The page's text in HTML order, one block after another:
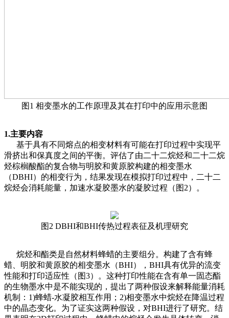
图1 相变墨水的工作原理及其在打印中的应用示意图
1.主要内容
基于具有不同熔点的相变材料有可能在打印过程中实现平
滑挤出和保真度之间的平衡。评估了由二十二烷烃和二十二烷
烃棕榈酸酯的复合物与明胶和黄原胶构建的相变墨水
（DBHI）的相变行为，结果发现在模拟打印过程中，二十二
烷烃会消耗能量，加速水凝胶墨水的凝胶过程（图2）。
图2 DBHI和BHI传热过程表征及机理研究
烷烃和酯类是自然材料蜂蜡的主要组分。构建了含有蜂
蜡、明胶和黄原胶的相变墨水（BHI），BHI具有优异的流变
性能和打印适应性（图3）。这种打印性能在含有单一固态酯
的生物墨水中是不能实现的，提出了两种假设来解释能量消耗
机制：1)蜂蜡-水凝胶相互作用；2)相变墨水中烷烃在降温过程
中的晶态变化。为了证实这两种假设，对BHI进行了研究。结